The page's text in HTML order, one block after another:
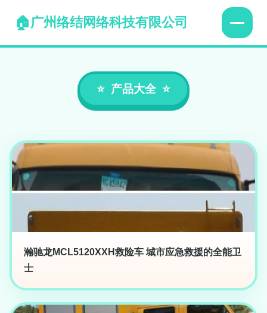
广州络结网络科技有限公司
产品大全
瀚驰龙MCL5120XXH救险车 城市应急救援的全能卫
士